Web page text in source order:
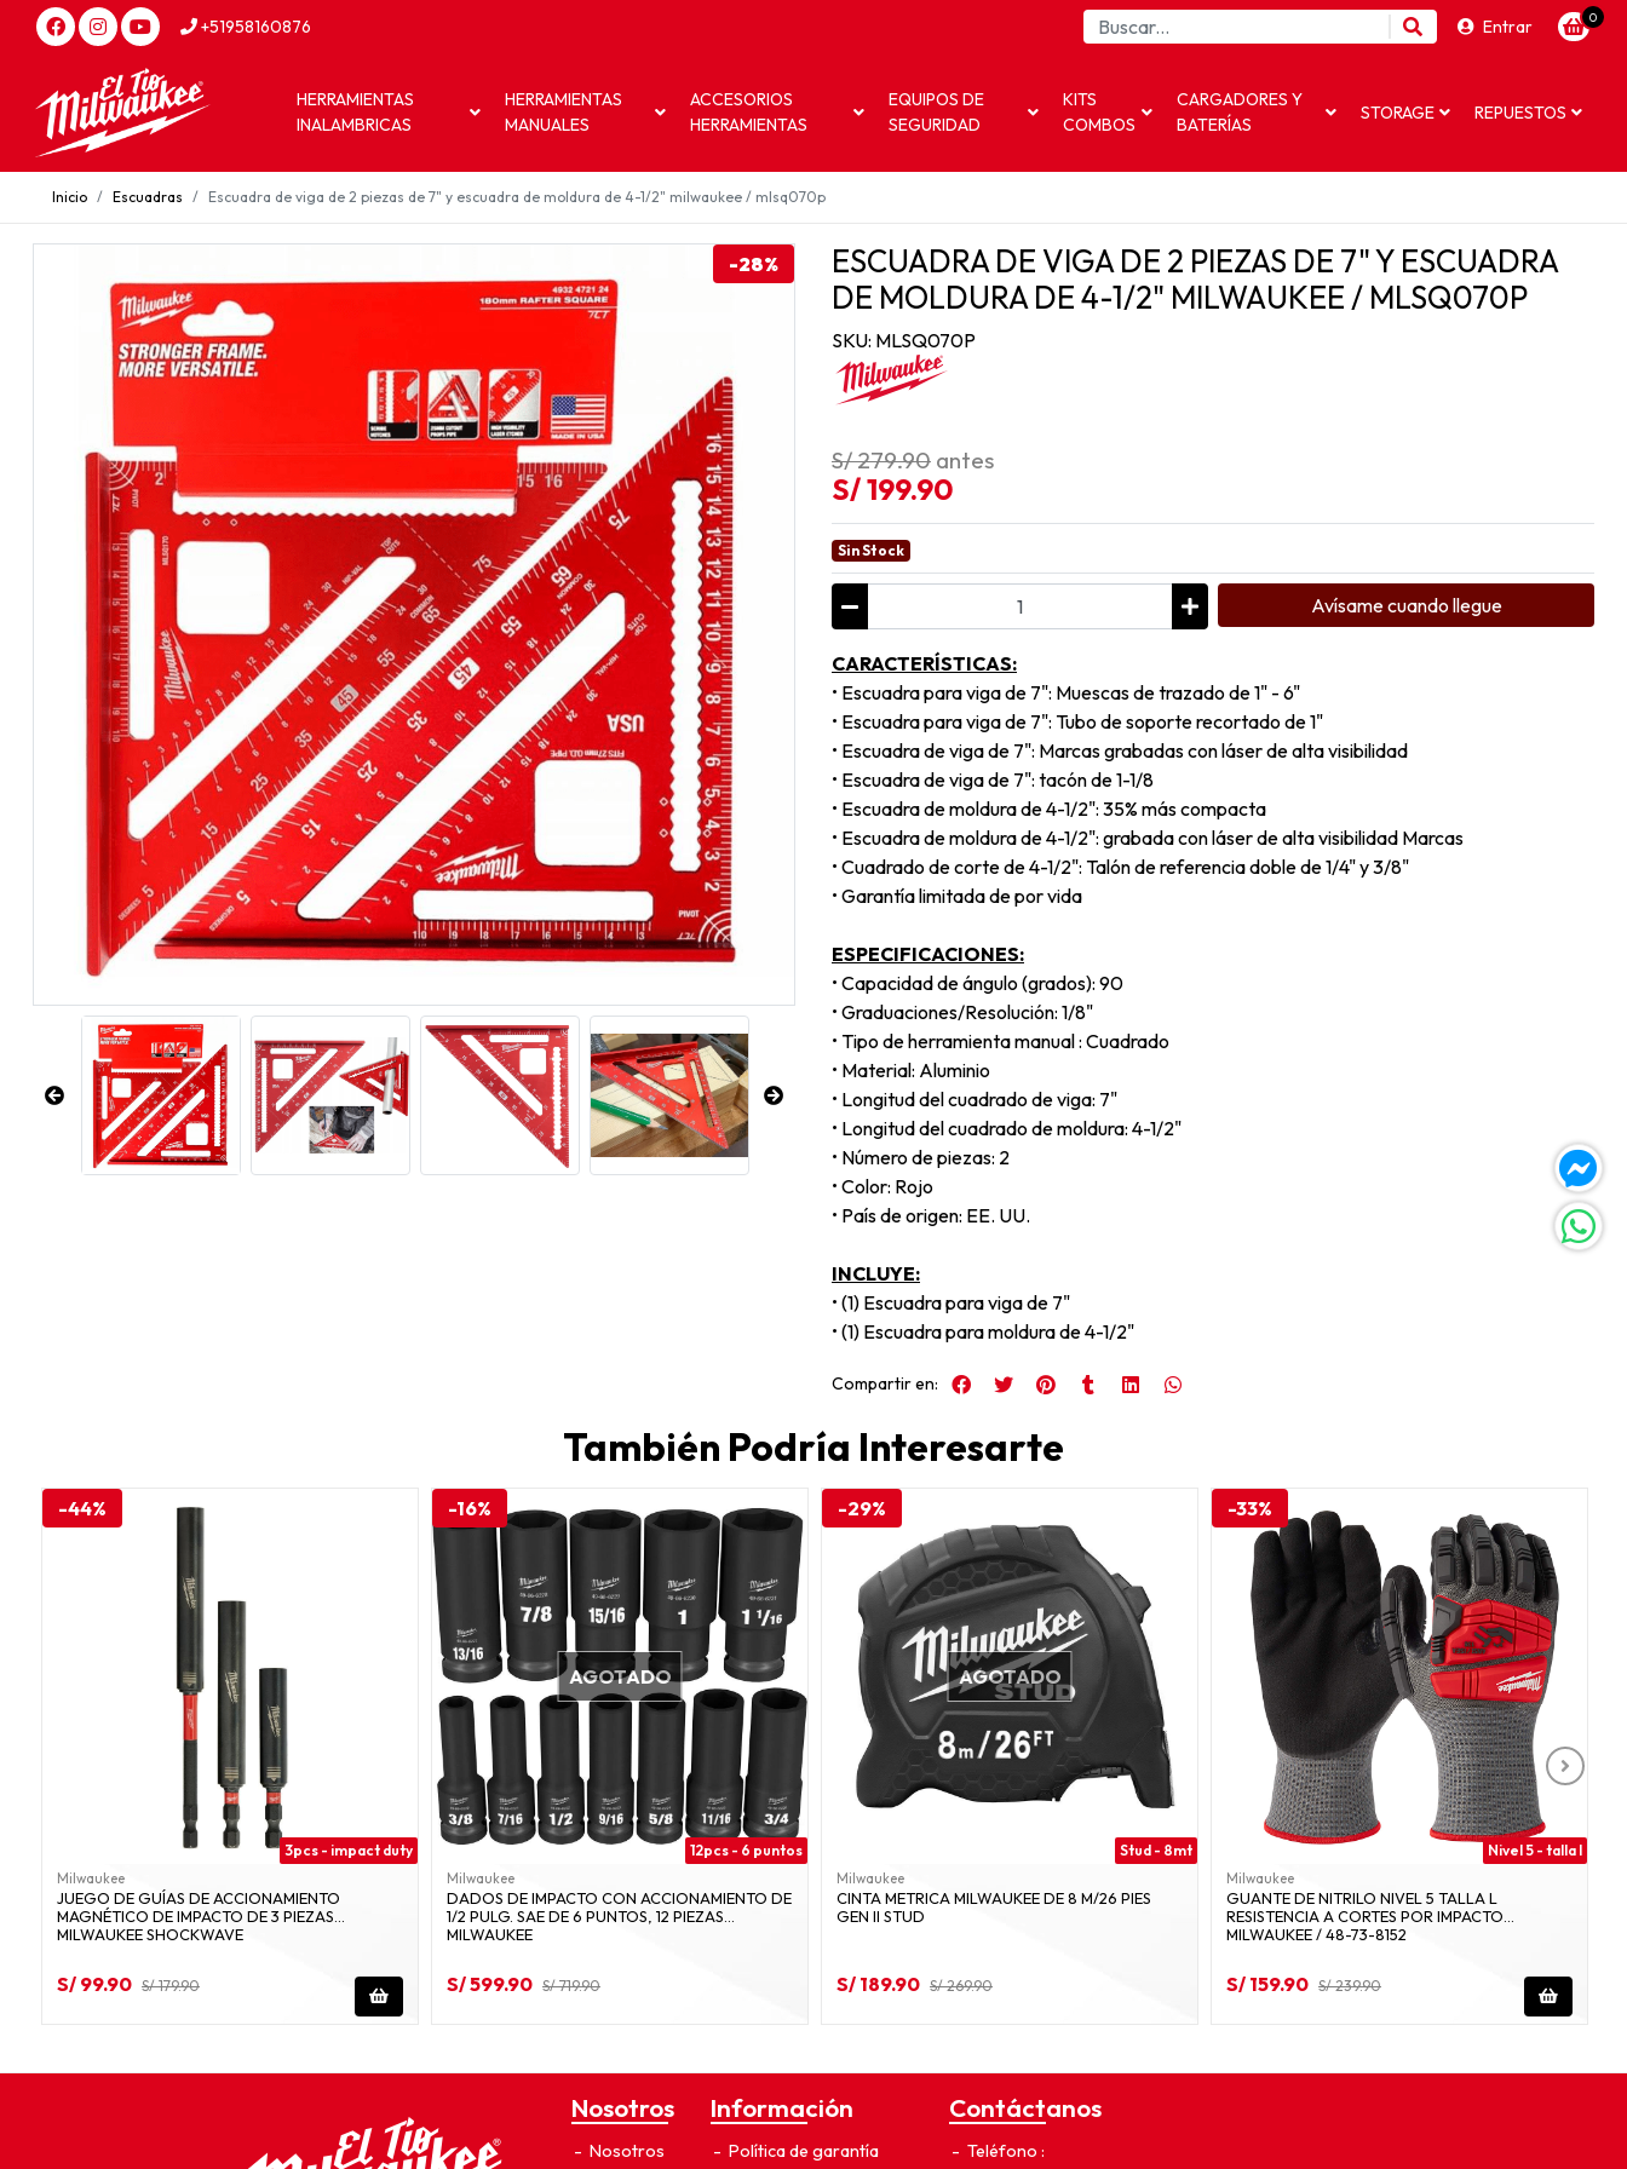
+51958160876 Entrar 0
HERRAMIENTAS
INALAMBRICAS
HERRAMIENTAS
MANUALES
ACCESORIOS
HERRAMIENTAS
EQUIPOS DE
SEGURIDAD
KITS
COMBOS
CARGADORES Y
BATERÍAS
STORAGE REPUESTOS
Inicio Escuadras Escuadra de viga de 2 piezas de 7" y escuadra de moldura de 4-1/2" milwaukee / mlsq070p
-28%
ESCUADRA DE VIGA DE 2 PIEZAS DE 7" Y ESCUADRA
DE MOLDURA DE 4-1/2" MILWAUKEE / MLSQ070P
SKU: MLSQ070P
S/ 279.90 antes
S/ 199.90
Sin Stock
Avísame cuando llegue
CARACTERÍSTICAS:
• Escuadra para viga de 7": Muescas de trazado de 1" - 6"
• Escuadra para viga de 7": Tubo de soporte recortado de 1"
• Escuadra de viga de 7": Marcas grabadas con láser de alta visibilidad
• Escuadra de viga de 7": tacón de 1-1/8
• Escuadra de moldura de 4-1/2": 35% más compacta
• Escuadra de moldura de 4-1/2": grabada con láser de alta visibilidad Marcas
• Cuadrado de corte de 4-1/2": Talón de referencia doble de 1/4" y 3/8"
• Garantía limitada de por vida
ESPECIFICACIONES:
• Capacidad de ángulo (grados): 90
• Graduaciones/Resolución: 1/8"
• Tipo de herramienta manual : Cuadrado
• Material: Aluminio
• Longitud del cuadrado de viga: 7"
• Longitud del cuadrado de moldura: 4-1/2"
• Número de piezas: 2
• Color: Rojo
• País de origen: EE. UU.
INCLUYE:
• (1) Escuadra para viga de 7"
• (1) Escuadra para moldura de 4-1/2"
Compartir en:
También Podría Interesarte
-44%
3pcs - impact duty
Milwaukee
JUEGO DE GUÍAS DE ACCIONAMIENTO
MAGNÉTICO DE IMPACTO DE 3 PIEZAS
MILWAUKEE SHOCKWAVE
S/ 99.90 S/ 179.90
-16%
AGOTADO
12pcs - 6 puntos
Milwaukee
DADOS DE IMPACTO CON ACCIONAMIENTO DE
1/2 PULG. SAE DE 6 PUNTOS, 12 PIEZAS
MILWAUKEE
S/ 599.90 S/ 719.90
-29%
AGOTADO
Stud - 8mt
Milwaukee
CINTA METRICA MILWAUKEE DE 8 M/26 PIES
GEN II STUD
S/ 189.90 S/ 269.90
-33%
Nivel 5 - talla l
Milwaukee
GUANTE DE NITRILO NIVEL 5 TALLA L
RESISTENCIA A CORTES POR IMPACTO
MILWAUKEE / 48-73-8152
S/ 159.90 S/ 239.90
Nosotros
Nosotros
Información
Política de garantía
Contáctanos
Teléfono